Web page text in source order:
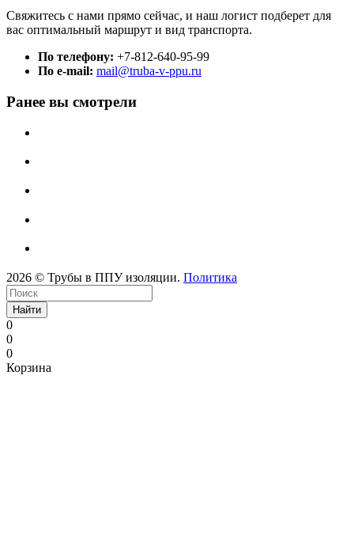
Свяжитесь с нами прямо сейчас, и наш логист подберет для
вас оптимальный маршрут и вид транспорта.
По телефону: +7-812-640-95-99
По e-mail: mail@truba-v-ppu.ru
Ранее вы смотрели
2026 © Трубы в ППУ изоляции. Политика
Найти
0
0
0
Корзина